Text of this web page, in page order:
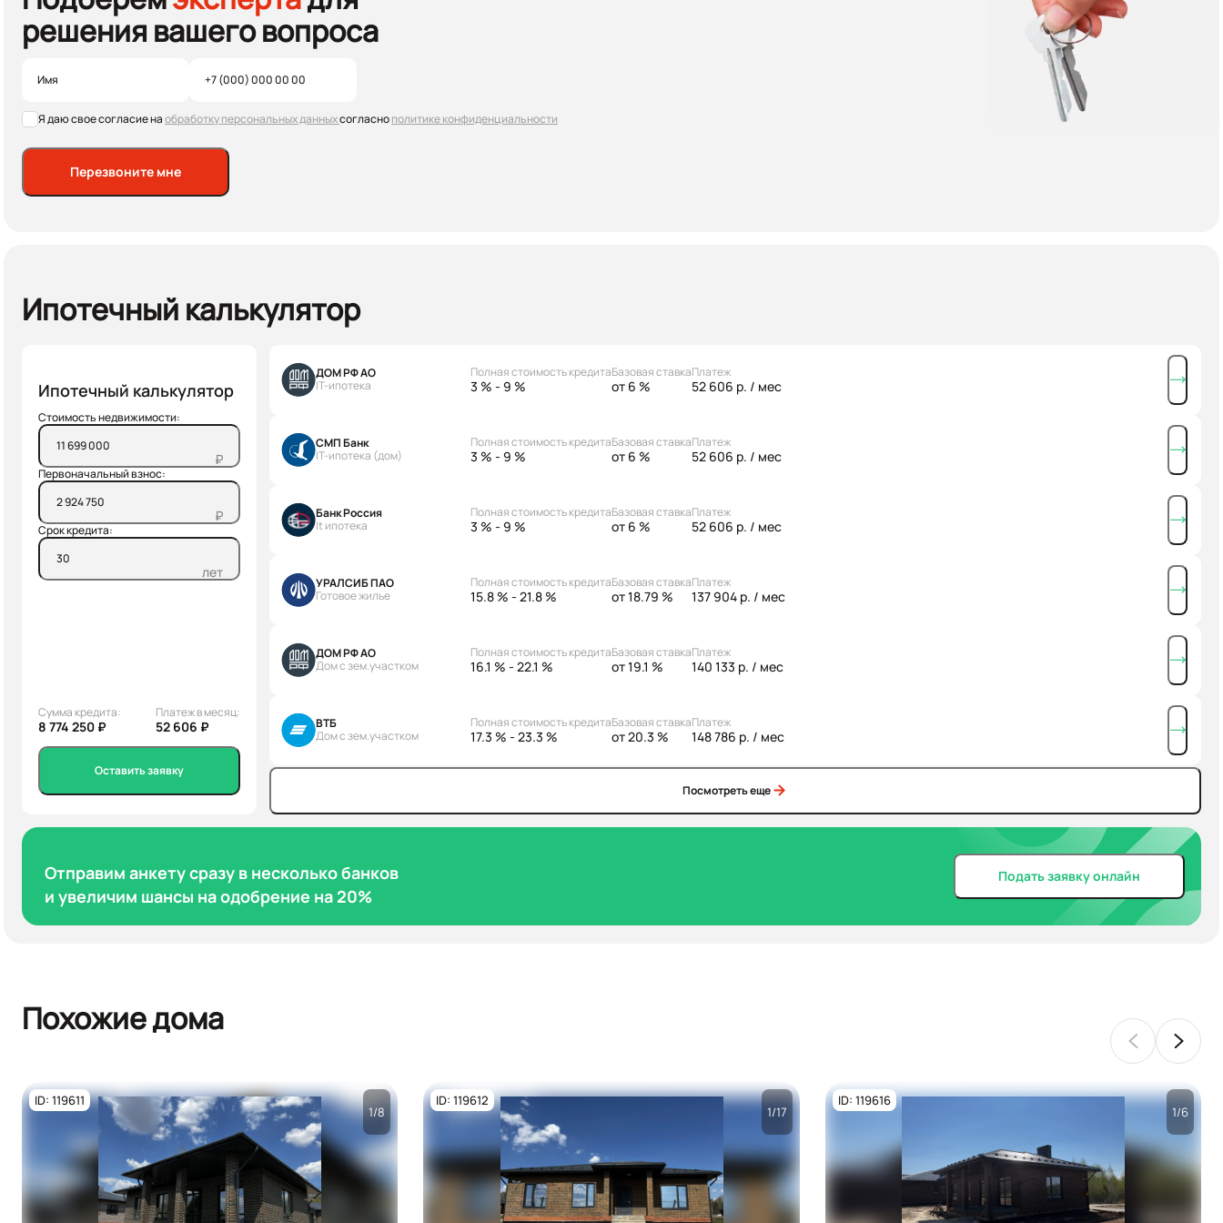
решения вашего вопроса
Я даю свое согласие наобработку персональных данныхсогласнополитике конфиденциальности
Перезвоните мне
Ипотечный калькулятор
Ипотечный калькулятор
Стоимость недвижимости:
₽
Первоначальный взнос:
₽
Срок кредита:
лет
Сумма кредита:
8 774 250 ₽
Платеж в месяц:
52 606 ₽
Оставить заявку
ДОМ РФ АО
IT-ипотека
Полная стоимость кредита
3 % - 9 %
Базовая ставка
от 6 %
Платеж
52 606 р. / мес
СМП Банк
IT-ипотека (дом)
Полная стоимость кредита
3 % - 9 %
Базовая ставка
от 6 %
Платеж
52 606 р. / мес
Банк Россия
It ипотека
Полная стоимость кредита
3 % - 9 %
Базовая ставка
от 6 %
Платеж
52 606 р. / мес
УРАЛСИБ ПАО
Готовое жилье
Полная стоимость кредита
15.8 % - 21.8 %
Базовая ставка
от 18.79 %
Платеж
137 904 р. / мес
ДОМ РФ АО
Дом с зем.участком
Полная стоимость кредита
16.1 % - 22.1 %
Базовая ставка
от 19.1 %
Платеж
140 133 р. / мес
ВТБ
Дом с зем.участком
Полная стоимость кредита
17.3 % - 23.3 %
Базовая ставка
от 20.3 %
Платеж
148 786 р. / мес
Посмотреть еще
Отправим анкету сразу в несколько банков
и увеличим шансы на одобрение на 20%
Подать заявку онлайн
Похожие дома
Посмотреть все
фото
ID: 119611
1/8
Посмотреть все
фото
ID: 119612
1/17
Посмотреть все
фото
ID: 119616
1/6